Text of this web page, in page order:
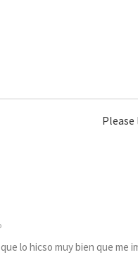
lo hicso muy bien que me